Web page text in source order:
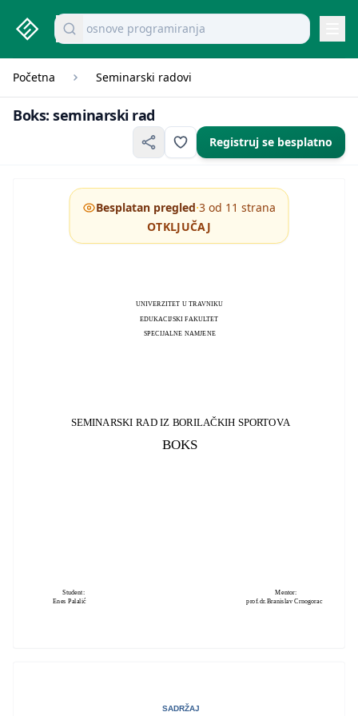
studenti.rs home page
Pretraži dokumente
osnove programiranja
Početna Seminarski radovi
Boks: seminarski rad
Registruj se besplatno
UNIVERZITET U TRAVNIKU
EDUKACIJSKI FAKULTET
SPECIJALNE NAMJENE
SEMINARSKI RAD IZ BORILAČKIH SPORTOVA
BOKS
Student: Mentor:
Enes Palalić prof.dr.Branislav Crnogorac
SADRŽAJ
Besplatan pregled·3 od 11 strana
OTKLJUČAJ